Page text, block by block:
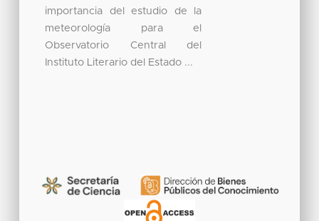
importancia del estudio de la
meteorología para el
Observatorio Central del
Instituto Literario del Estado ...